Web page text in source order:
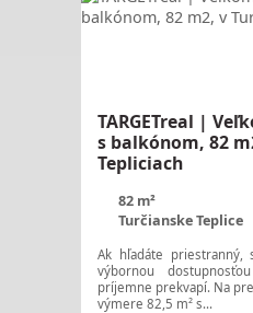
TARGETreal |
s balkónom, 82
Tepliciach
82 m²
Turčianske Teplice
Ak hľadáte
výbornou
príjemne prekvapí. Na
výmere 82,5 m² s...